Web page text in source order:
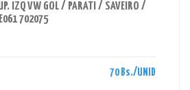
IZQ VW GOL / PARATI / SAVEIRO /
702075
70 Bs./UNID